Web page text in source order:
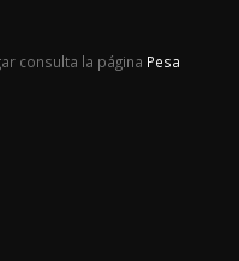
consulta la página Pesa